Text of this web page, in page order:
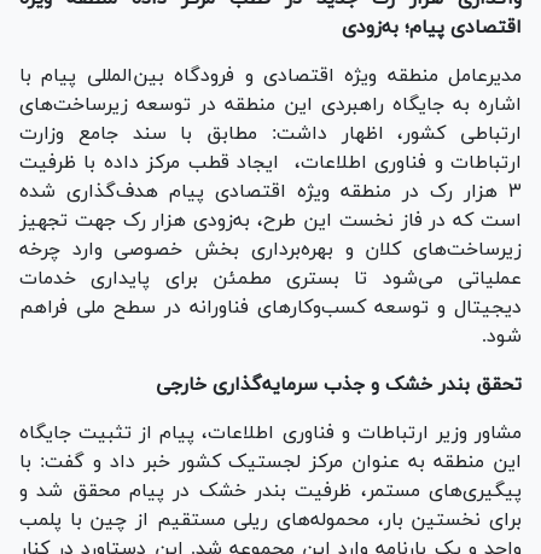
اقتصادی پیام؛ به‌زودی
مدیرعامل منطقه ویژه اقتصادی و فرودگاه بین‌المللی پیام با
اشاره به جایگاه راهبردی این منطقه در توسعه زیرساخت‌های
ارتباطی کشور، اظهار داشت: مطابق با سند جامع وزارت
ارتباطات و فناوری اطلاعات، ایجاد قطب مرکز داده با ظرفیت
۳ هزار رک در منطقه ویژه اقتصادی پیام هدف‌گذاری شده
است که در فاز نخست این طرح، به‌زودی هزار رک جهت تجهیز
زیرساخت‌های کلان و بهره‌برداری بخش خصوصی وارد چرخه
عملیاتی می‌شود تا بستری مطمئن برای پایداری خدمات
دیجیتال و توسعه کسب‌وکار‌های فناورانه در سطح ملی فراهم
شود.
تحقق بندر خشک و جذب سرمایه‌گذاری خارجی
مشاور وزیر ارتباطات و فناوری اطلاعات، پیام از تثبیت جایگاه
این منطقه به عنوان مرکز لجستیک کشور خبر داد و گفت: با
پیگیری‌های مستمر، ظرفیت بندر خشک در پیام محقق شد و
برای نخستین بار، محموله‌های ریلی مستقیم از چین با پلمب